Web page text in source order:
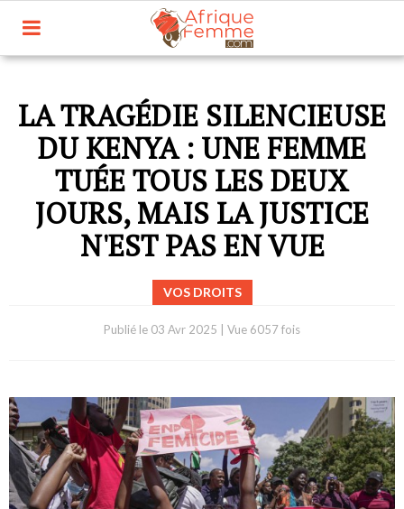
LA TRAGÉDIE SILENCIEUSE
DU KENYA : UNE FEMME
TUÉE TOUS LES DEUX
JOURS, MAIS LA JUSTICE
N'EST PAS EN VUE
VOS DROITS
Publié le 03 Avr 2025 Vue 6057 fois